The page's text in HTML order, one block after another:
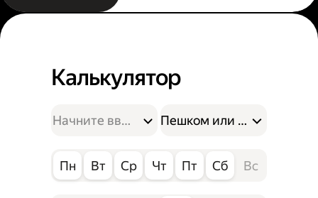
Калькулятор
Пешком или на
Пн Вт Ср Чт Пт Сб Вс